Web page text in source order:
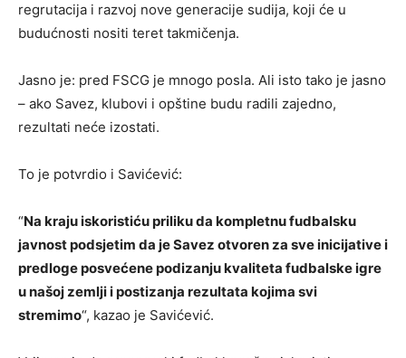
regrutacija i razvoj nove generacije sudija, koji će u
budućnosti nositi teret takmičenja.
Jasno je: pred FSCG je mnogo posla. Ali isto tako je jasno
– ako Savez, klubovi i opštine budu radili zajedno,
rezultati neće izostati.
To je potvrdio i Savićević:
“Na kraju iskoristiću priliku da kompletnu fudbalsku
javnost podsjetim da je Savez otvoren za sve inicijative i
predloge posvećene podizanju kvaliteta fudbalske igre
u našoj zemlji i postizanja rezultata kojima svi
stremimo“, kazao je Savićević.